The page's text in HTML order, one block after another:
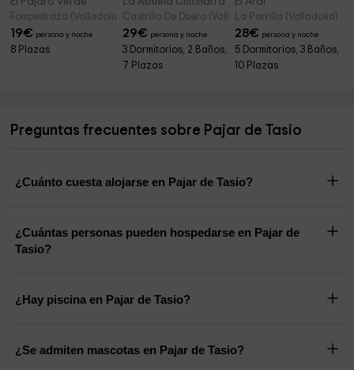
Fompedraza (Valladolid)
19€ persona y noche
8 Plazas
Castrillo De Duero (Valladolid)
29€ persona y noche
3 Dormitorios, 2 Baños,
7 Plazas
La Parrilla (Valladolid)
28€ persona y noche
5 Dormitorios, 3 Baños,
10 Plazas
Preguntas frecuentes sobre Pajar de Tasio
¿Cuánto cuesta alojarse en Pajar de Tasio?
¿Cuántas personas pueden hospedarse en Pajar de
Tasio?
¿Hay piscina en Pajar de Tasio?
¿Se admiten mascotas en Pajar de Tasio?